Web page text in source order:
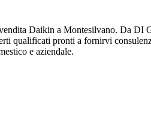
Daikin a Montesilvano. Da DI
qualificati pronti a fornirvi
e aziendale.